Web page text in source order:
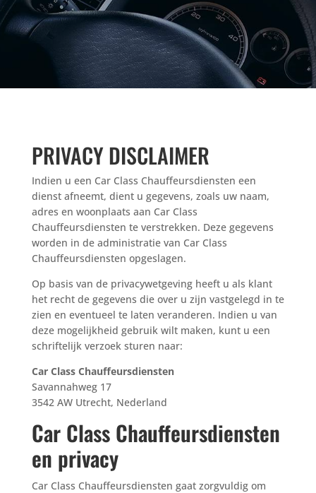
PRIVACY DISCLAIMER
Indien u een Car Class Chauffeursdiensten een
dienst afneemt, dient u gegevens, zoals uw naam,
adres en woonplaats aan Car Class
Chauffeursdiensten te verstrekken. Deze gegevens
worden in de administratie van Car Class
Chauffeursdiensten opgeslagen.
Op basis van de privacywetgeving heeft u als klant
het recht de gegevens die over u zijn vastgelegd in te
zien en eventueel te laten veranderen. Indien u van
deze mogelijkheid gebruik wilt maken, kunt u een
schriftelijk verzoek sturen naar:
Car Class Chauffeursdiensten
Savannahweg 17
3542 AW Utrecht, Nederland
Car Class Chauffeursdiensten
en privacy
Car Class Chauffeursdiensten gaat zorgvuldig om